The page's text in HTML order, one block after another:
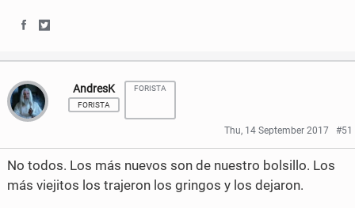
a
c
e
b
w
i
t
t
h
a
r
e
h
a
r
e
AndresK
FORISTA
FORISTA
Thu, 14 September 2017 #51
No todos. Los más nuevos son de nuestro bolsillo. Los
más viejitos los trajeron los gringos y los dejaron.